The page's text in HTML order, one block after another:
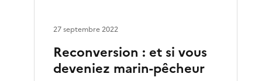
Reconversion : et si vous
deveniez marin-pêcheur
27 septembre 2022